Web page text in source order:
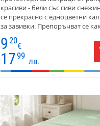
красиви - бели със сиви
се прекрасно с едноцветни
за завивки. Препоръчват се
предпазване на матрака от
като спален чаршаф.
засичане на повърхността на
9 20
€
1799
лв.